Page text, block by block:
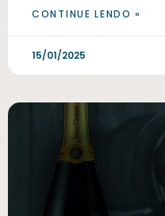
CONTINUE LENDO »
15/01/2025